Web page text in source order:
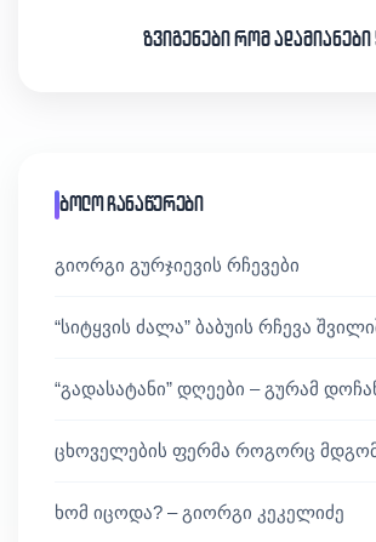
ზვიგენები რომ
ბოლო ჩანაწერები
გიორგი გურჯიევის რჩევები
“სიტყვის ძალა” ბაბუის რჩევა
“გადასატანი” დღეები – გურამ
ცხოველების ფერმა როგორც
ხომ იცოდა? – გიორგი კეკელიძე